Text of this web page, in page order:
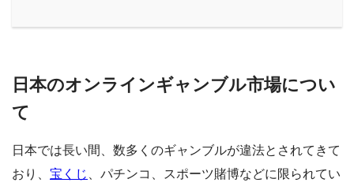
日本のオンラインギャンブル市場につい
て
日本では長い間、数多くのギャンブルが違法とされてきて
おり、 宝くじ 、パチンコ、スポーツ賭博などに限られてい